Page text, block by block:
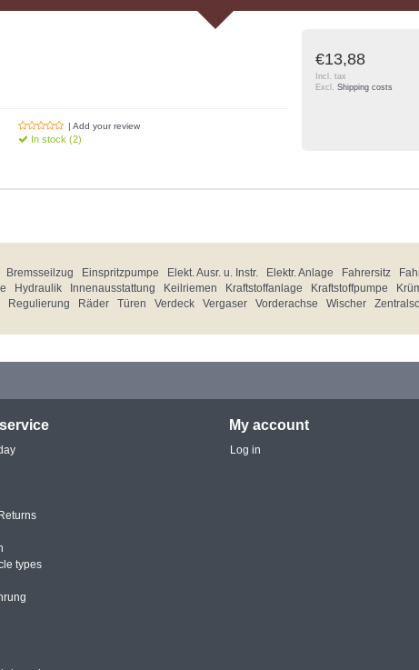
| Add your review
In stock (2)
€13,88
Incl. tax
Excl. Shipping costs
Bremsseilzug Einspritzpumpe Elekt. Ausr. u. Instr. Elektr. Anlage Fahrersitz
Hydraulik Innenausstattung Keilriemen Kraftstoffanlage Kraftstoffpumpe
Regulierung Räder Türen Verdeck Vergaser Vorderachse Wischer
types
My account
Log in